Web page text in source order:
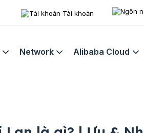
Tài khoản
Network Alibaba Cloud